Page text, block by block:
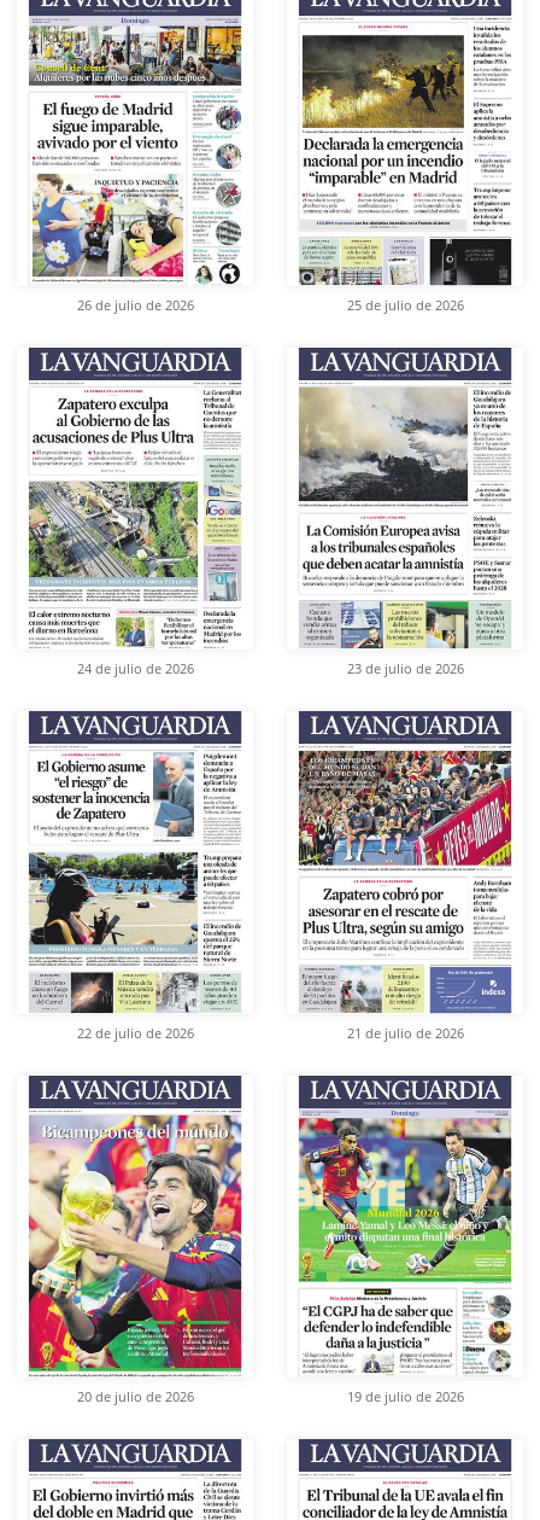
26 de julio de 2026 25 de julio de 2026
24 de julio de 2026 23 de julio de 2026
22 de julio de 2026 21 de julio de 2026
20 de julio de 2026 19 de julio de 2026